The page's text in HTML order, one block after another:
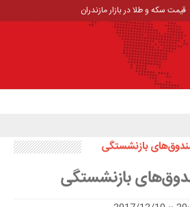
قیمت سکه و طلا در بازار مازندران
بازنشستگی
بازنشستگی